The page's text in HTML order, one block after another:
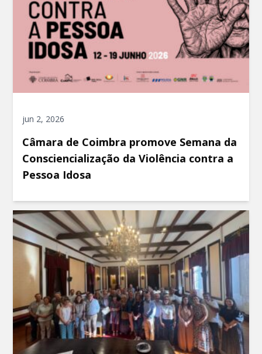
jun 2, 2026
Câmara de Coimbra promove Semana da
Consciencialização da Violência contra a
Pessoa Idosa